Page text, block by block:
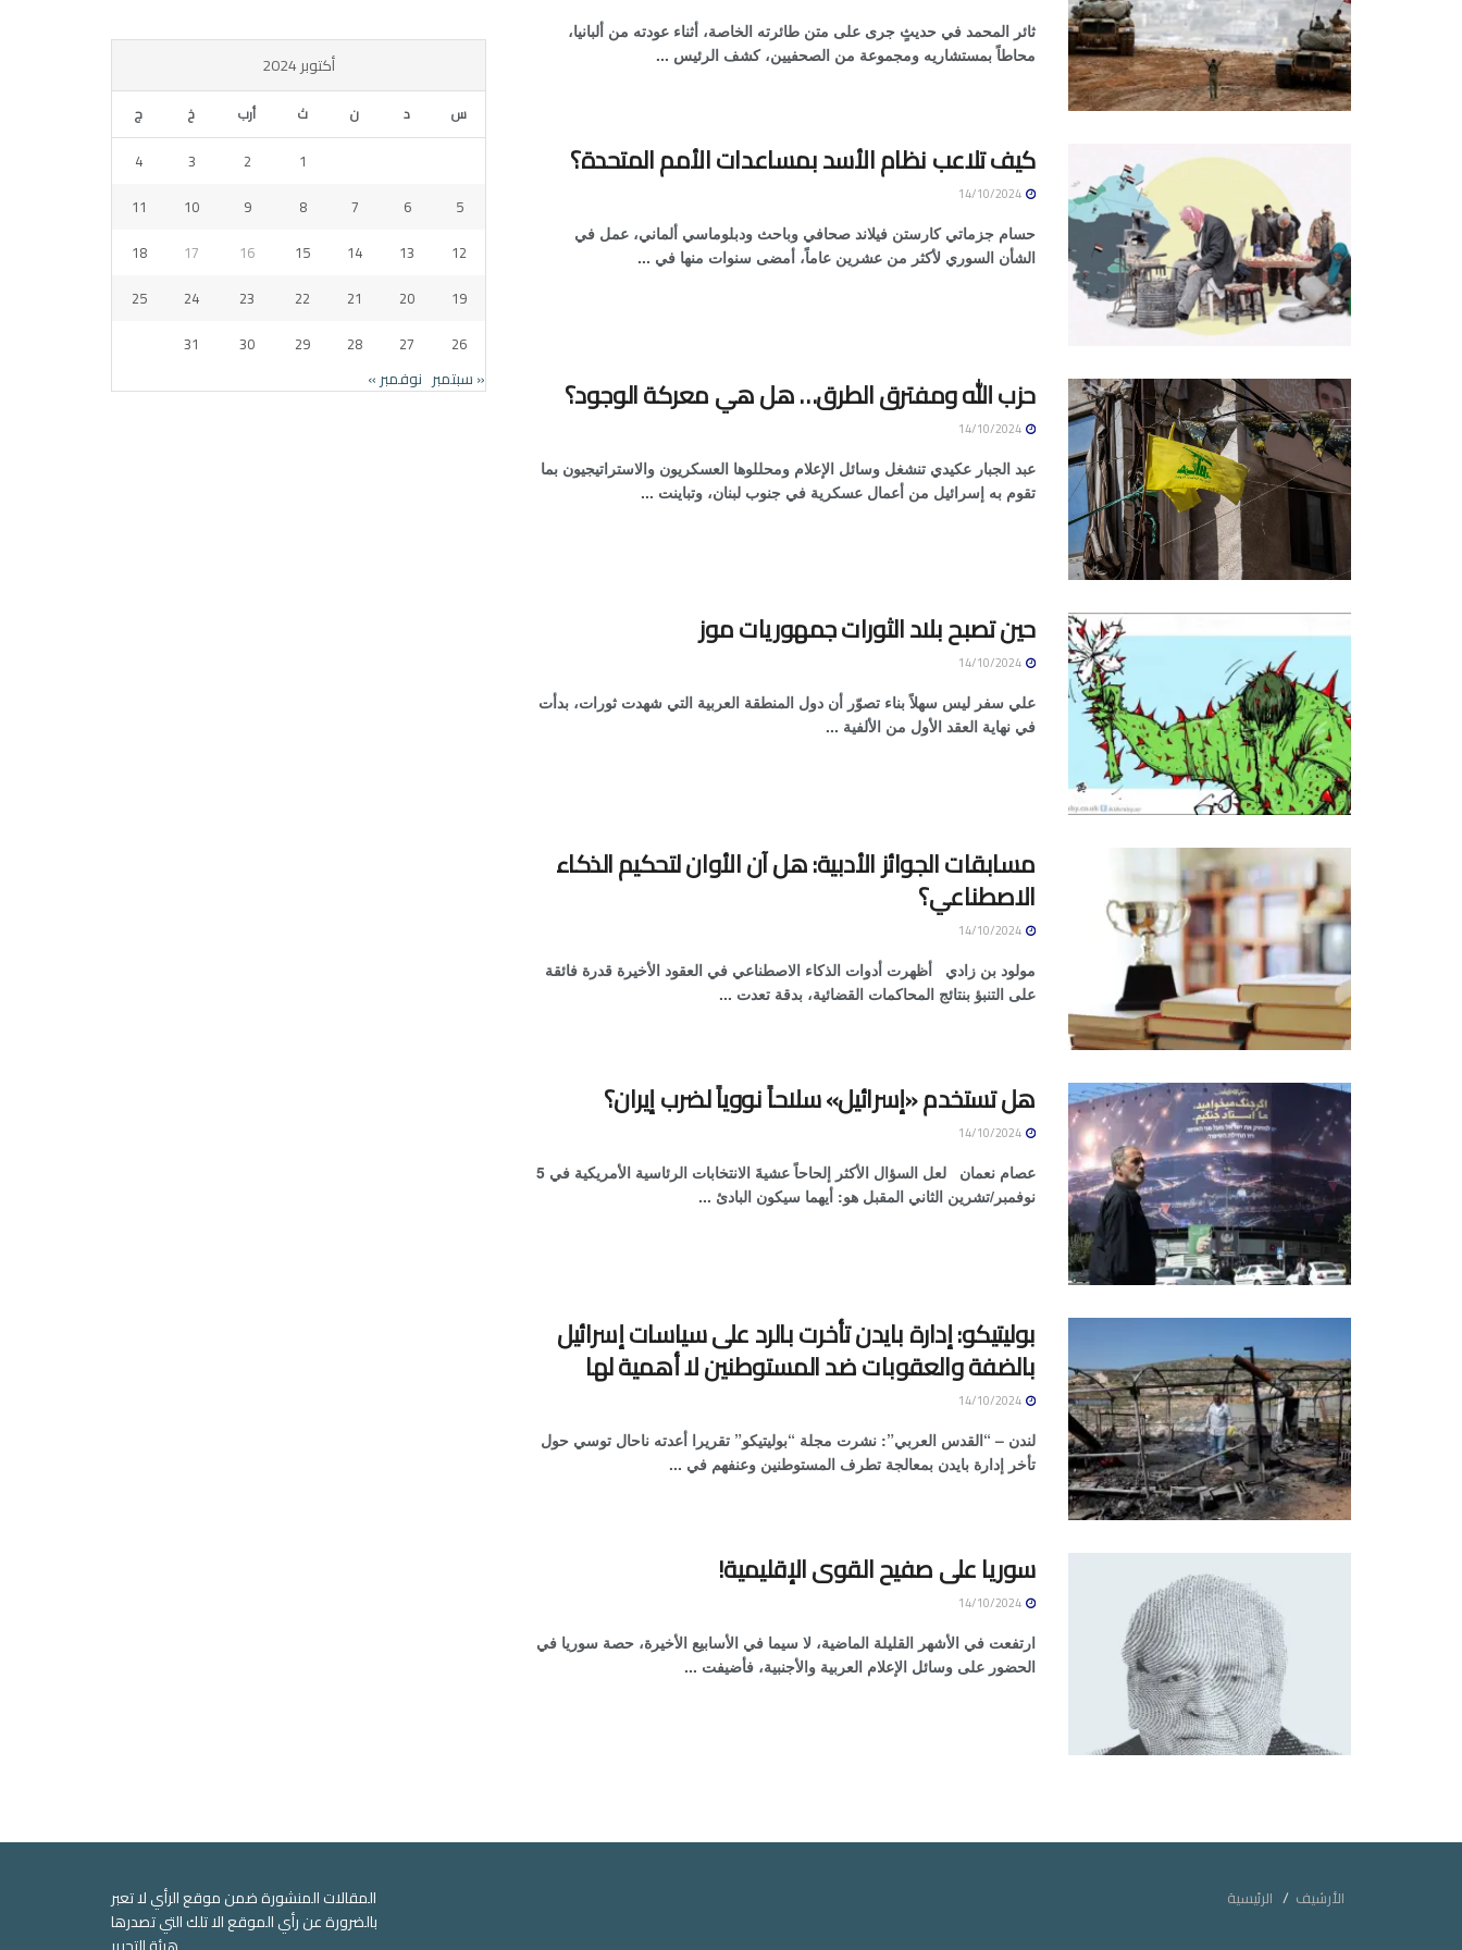
ثائر المحمد في حديثٍ جرى على متن طائرته الخاصة، أثناء عودته من ألبانيا،
محاطاً بمستشاريه ومجموعة من الصحفيين، كشف الرئيس ...
كيف تلاعب نظام الأسد بمساعدات الأمم المتحدة؟
حسام جزماتي كارستن فيلاند صحافي وباحث ودبلوماسي ألماني، عمل في
الشأن السوري لأكثر من عشرين عاماً، أمضى سنوات منها في ...
حزب الله ومفترق الطرق… هل هي معركة الوجود؟
عبد الجبار عكيدي تنشغل وسائل الإعلام ومحللوها العسكريون والاستراتيجيون بما
تقوم به إسرائيل من أعمال عسكرية في جنوب لبنان، وتباينت ...
حين تصبح بلاد الثورات جمهوريات موز
علي سفر ليس سهلاً بناء تصوّر أن دول المنطقة العربية التي شهدت ثورات، بدأت
في نهاية العقد الأول من الألفية ...
مسابقات الجوائز الأدبية: هل آن الأوان لتحكيم الذكاء
الاصطناعي؟
مولود بن زادي أظهرت أدوات الذكاء الاصطناعي في العقود الأخيرة قدرة فائقة
على التنبؤ بنتائج المحاكمات القضائية، بدقة تعدت ...
هل تستخدم «إسرائيل» سلاحاً نووياً لضرب إيران؟
عصام نعمان لعل السؤال الأكثر إلحاحاً عشيةَ الانتخابات الرئاسية الأمريكية في 5
نوفمبر/تشرين الثاني المقبل هو: أيهما سيكون البادئ ...
بوليتيكو: إدارة بايدن تأخرت بالرد على سياسات إسرائيل
بالضفة والعقوبات ضد المستوطنين لا أهمية لها
لندن – “القدس العربي”: نشرت مجلة “بوليتيكو” تقريرا أعدته ناحال توسي حول
تأخر إدارة بايدن بمعالجة تطرف المستوطنين وعنفهم في ...
سوريا على صفيح القوى الإقليمية!
ارتفعت في الأشهر القليلة الماضية، لا سيما في الأسابيع الأخيرة، حصة سوريا في
الحضور على وسائل الإعلام العربية والأجنبية، فأضيفت ...
أكتوبر 2024
س د ن ث أرب خ ج
1
2
3
4
5
6
7
8
9
10
11
12
13
14
15
16
17
18
19
20
21
22
23
24
25
26
27
28
29
30
31
« سبتمبر نوفمبر »
الأرشيف الرئيسية
المقالات المنشورة ضمن موقع الرأي لا تعبر
بالضرورة عن رأي الموقع الا تلك التي تصدرها